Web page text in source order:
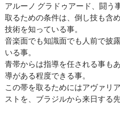
アルーノ グラドゥアード、闘う
取るための条件は、倒し技も含
技術を知っている事。
音楽面でも知識面でも人前で披
いる事。
青帯からは指導を任される事も
導がある程度できる事。
この帯を取るためにはアヴァリ
ストを、ブラジルから来日する